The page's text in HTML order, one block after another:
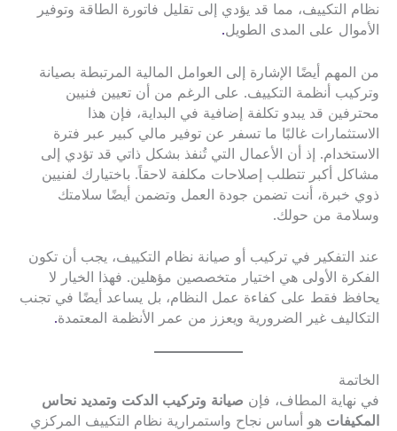
نظام التكييف، مما قد يؤدي إلى تقليل فاتورة الطاقة وتوفير
الأموال على المدى الطويل.
من المهم أيضًا الإشارة إلى العوامل المالية المرتبطة بصيانة
وتركيب أنظمة التكييف. على الرغم من أن تعيين فنيين
محترفين قد يبدو تكلفة إضافية في البداية، فإن هذا
الاستثمارات غالبًا ما تسفر عن توفير مالي كبير عبر فترة
الاستخدام. إذ أن الأعمال التي تُنفذ بشكل ذاتي قد تؤدي إلى
مشاكل أكبر تتطلب إصلاحات مكلفة لاحقاً. باختيارك لفنيين
ذوي خبرة، أنت تضمن جودة العمل وتضمن أيضًا سلامتك
وسلامة من حولك.
عند التفكير في تركيب أو صيانة نظام التكييف، يجب أن تكون
الفكرة الأولى هي اختيار متخصصين مؤهلين. فهذا الخيار لا
يحافظ فقط على كفاءة عمل النظام، بل يساعد أيضًا في تجنب
التكاليف غير الضرورية ويعزز من عمر الأنظمة المعتمدة.
الخاتمة
في نهاية المطاف، فإن صيانة وتركيب الدكت وتمديد نحاس
المكيفات هو أساس نجاح واستمرارية نظام التكييف المركزي